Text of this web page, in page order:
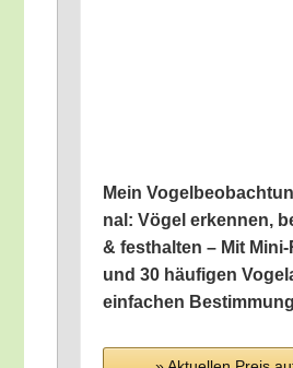
Mein
nal: Vögel erken­nen,
& fest­hal­ten – Mit
und 30 häu­fi­gen
ein­fa­chen Bestimmung